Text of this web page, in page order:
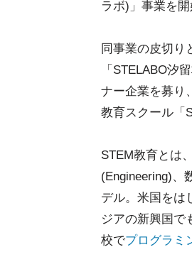
ラボ)」事業を開
同事業の皮切り
「STELABO汐
ナー企業を募り
教育スクール「
STEM教育とは
(Engineering)、
デル。米国をは
ジアの新興国で
校でプログラミ